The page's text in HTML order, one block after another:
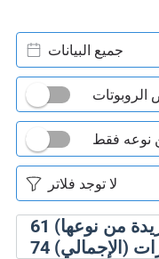
61 من نوعها)
74 (الإجمالي)
جميع البيانات
نوعه فقط